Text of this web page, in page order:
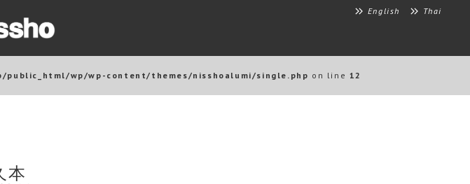
English Thai
public_html/wp/wp-content/themes/nisshoalumi/single.php on line 12
本